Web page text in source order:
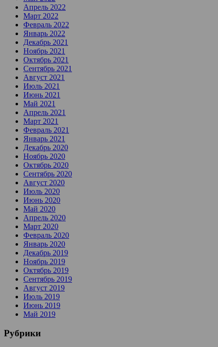
Апрель 2022
Март 2022
Февраль 2022
Январь 2022
Декабрь 2021
Ноябрь 2021
Октябрь 2021
Сентябрь 2021
Август 2021
Июль 2021
Июнь 2021
Май 2021
Апрель 2021
Март 2021
Февраль 2021
Январь 2021
Декабрь 2020
Ноябрь 2020
Октябрь 2020
Сентябрь 2020
Август 2020
Июль 2020
Июнь 2020
Май 2020
Апрель 2020
Март 2020
Февраль 2020
Январь 2020
Декабрь 2019
Ноябрь 2019
Октябрь 2019
Сентябрь 2019
Август 2019
Июль 2019
Июнь 2019
Май 2019
Рубрики